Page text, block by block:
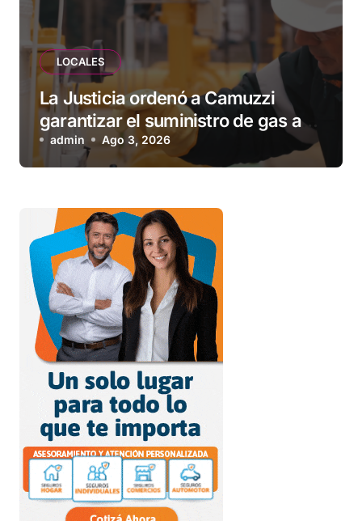
LOCALES
La Justicia ordenó a Camuzzi
garantizar el suministro de gas a
una familia de Tolhuin
admin Ago 3, 2026